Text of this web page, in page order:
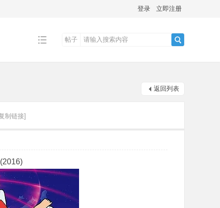
登录 立即注册
帖子
返回列表
制链接]